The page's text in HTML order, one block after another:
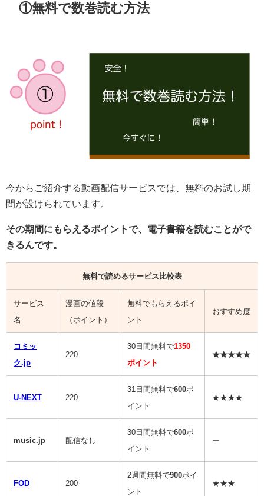
①無料で数巻読む方法
今からご紹介する動画配信サービスでは、無料のお試し期
間が設けられています。
その期間にもらえるポイントで、電子書籍を読むことがで
きるんです。
無料で読めるサービス比較表
サービス
名
漫画の値段
（ポイント）
無料でもらえるポイ
ント
おすすめ度
コミッ
ク.jp
220
30日間無料で1350
ポイント
★★★★★
U-NEXT 220
31日間無料で600ポ
イント
★★★★
music.jp 配信なし
30日間無料で600ポ
イント
ー
FOD 200
2週間無料で900ポイ
ント
★★★